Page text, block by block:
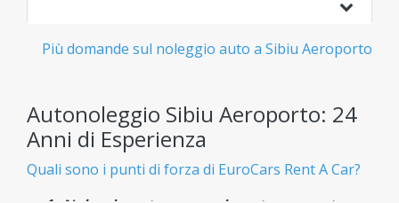
Più domande sul noleggio auto a Sibiu Aeroporto
Autonoleggio Sibiu Aeroporto: 24
Anni di Esperienza
Quali sono i punti di forza di EuroCars Rent A Car?